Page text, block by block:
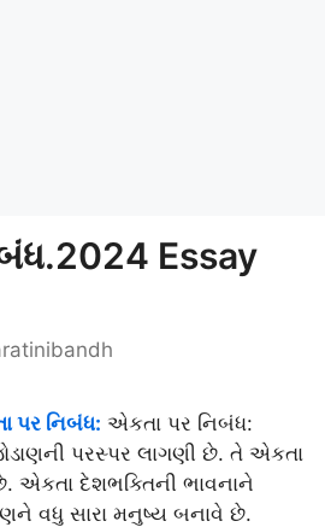
Essay
પર નિબંધ: એકતા પર નિબંધ:
પરસ્પર લાગણી છે. તે એકતા
એકતા દેશભક્તિની ભાવનાને
વધુ સારા મનુષ્ય બનાવે છે.